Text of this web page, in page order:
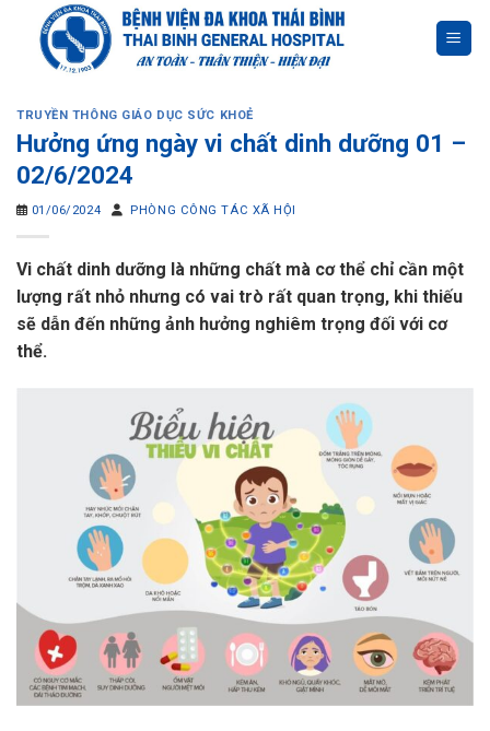
content
TRUYỀN THÔNG GIÁO DỤC SỨC KHOẺ
Hưởng ứng ngày vi chất dinh dưỡng 01 –
02/6/2024
01/06/2024 PHÒNG CÔNG TÁC XÃ HỘI
Vi chất dinh dưỡng là những chất mà cơ thể chỉ cần một
lượng rất nhỏ nhưng có vai trò rất quan trọng, khi thiếu
sẽ dẫn đến những ảnh hưởng nghiêm trọng đối với cơ
thể.